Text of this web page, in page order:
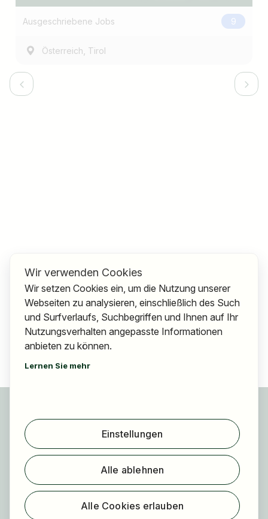
Ausgeschriebene Jobs 9
Österreich, Tirol
Jobs finden
Arbeitgeber finden
Registrierung
Für Arbeitgeber
Wir verwenden Cookies
Wir setzen Cookies ein, um die Nutzung unserer
Webseiten zu analysieren, einschließlich des Such
und Surfverlaufs, Suchbegriffen und Ihnen auf Ihr
Nutzungsverhalten angepasste Informationen
anbieten zu können.
Lernen Sie mehr
Einstellungen
Alle ablehnen
Alle Cookies erlauben